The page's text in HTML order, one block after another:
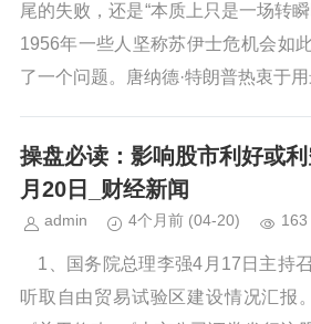
尾的失败，还是“本质上只是一场转
1956年一些人坚称苏伊士危机会如
了一个问题。唐纳德·特朗普热衷于
操盘必读：影响股市利好或
月20日_财经新闻
admin 4个月前 (04-20) 163
1、国务院总理李强4月17日主持
听取自由贸易试验区建设情况汇